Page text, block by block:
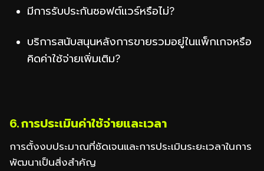
มีการรับประกันซอฟต์แวร์หรือไม่?
บริการสนับสนุนหลังการขายรวมอยู่ในแพ็กเกจหรือ
คิดค่าใช้จ่ายเพิ่มเติม?
6. การประเมินค่าใช้จ่ายและเวลา
การตั้งงบประมาณที่ชัดเจนและการประเมินระยะเวลาในการ
พัฒนาเป็นสิ่งสำคัญ